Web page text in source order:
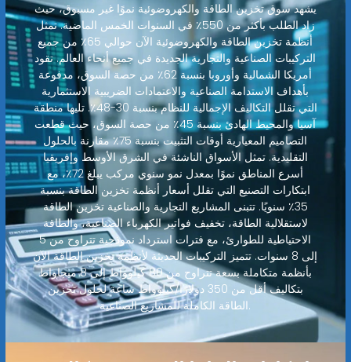
يشهد سوق تخزين الطاقة والكهروضوئية نموًا غير مسبوق، حيث
زاد الطلب بأكثر من 550٪ في السنوات الخمس الماضية. تمثل
أنظمة تخزين الطاقة والكهروضوئية الآن حوالي 65٪ من جميع
التركيبات الصناعية والتجارية الجديدة في جميع أنحاء العالم. تقود
أمريكا الشمالية وأوروبا بنسبة 62٪ من حصة السوق، مدفوعة
بأهداف الاستدامة الصناعية والاعتمادات الضريبية الاستثمارية
التي تقلل التكاليف الإجمالية للنظام بنسبة 30-48٪. تليها منطقة
آسيا والمحيط الهادئ بنسبة 45٪ من حصة السوق، حيث قطعت
التصاميم المعيارية أوقات التثبيت بنسبة 75٪ مقارنة بالحلول
التقليدية. تمثل الأسواق الناشئة في الشرق الأوسط وإفريقيا
أسرع المناطق نموًا بمعدل نمو سنوي مركب يبلغ 72٪، مع
ابتكارات التصنيع التي تقلل أسعار أنظمة تخزين الطاقة بنسبة
35٪ سنويًا. تتبنى المشاريع التجارية والصناعية تخزين الطاقة
لاستقلالية الطاقة، تخفيف فواتير الكهرباء الصناعية، والطاقة
الاحتياطية للطوارئ، مع فترات استرداد نموذجية تتراوح من 5
إلى 8 سنوات. تتميز التركيبات الحديثة لأنظمة تخزين الطاقة الآن
بأنظمة متكاملة بسعة تتراوح من 80 كيلوواط إلى 8 ميجاواط
بتكاليف أقل من 350 دولارًا/كيلوواط ساعة لحلول تخزين
الطاقة الكاملة للمشاريع الصناعية.